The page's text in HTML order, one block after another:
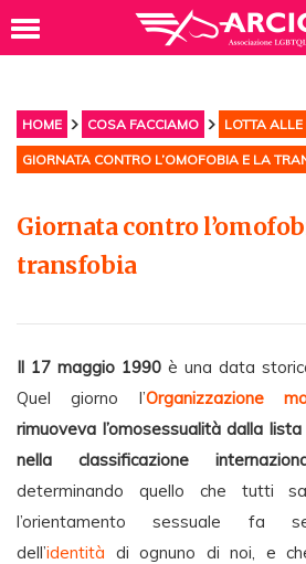
HOME COSA FACCIAMO LOTTA
GIORNATA CONTRO L’OMOFOBIA E LA
Giornata contro
transfobia
Il 17 maggio 1990 è una data
Quel giorno l’Organizzazione
rimuoveva l’omosessualità dalla
nella classificazione
determinando quello che tutti
l’orientamento sessuale fa
dell’identità di ognuno di noi, e